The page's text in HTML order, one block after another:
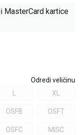
MasterCard kartice
Odredi veličinu
XL
OSFB OSFT
OSFC MISC